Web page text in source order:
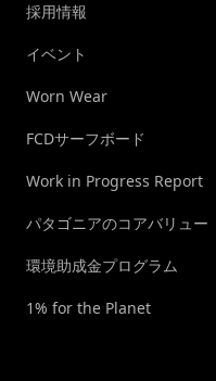
採用情報
イベント
Worn Wear
FCDサーフボード
Work in Progress Report
パタゴニアのコアバリュー
環境助成金プログラム
1% for the Planet